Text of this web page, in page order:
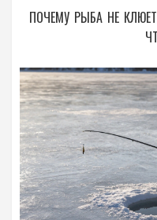
ПОЧЕМУ РЫБА НЕ